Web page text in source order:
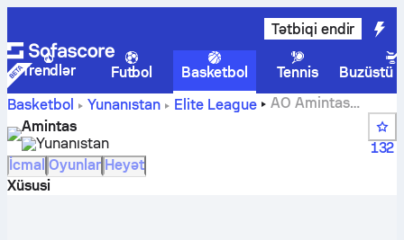
Tətbiqi endir
Trendlər Futbol Basketbol Tennis
Buzüstü
Basketbol
Yunanıstan Elite League
AO Amintas
hesabları, turnir cədvəlləri, oyun təqvimi və oyunçuları
Amintas
Yunanıstan
132
İcmal Oyunlar Heyət
Xüsusi